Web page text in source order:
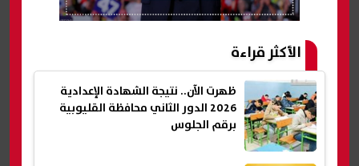
الأكثر قراءة
ظهرت الآن.. نتيجة الشهادة الإعدادية
2026 الدور الثاني محافظة القليوبية
برقم الجلوس